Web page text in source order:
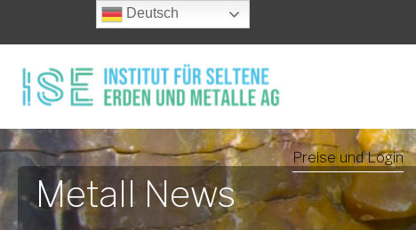
Preise und Login
Metall News
Deutsch